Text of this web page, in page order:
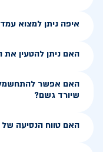
איפה ניתן למצוא
האם ניתן להטעין
האם אפשר להתחשמל
שיורד גשם?
האם טווח הנסיעה